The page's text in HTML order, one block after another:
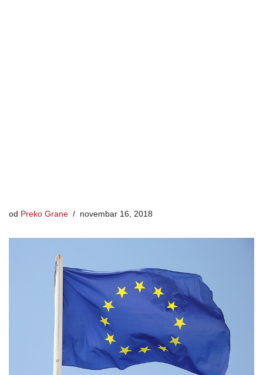
od Preko Grane novembar 16, 2018